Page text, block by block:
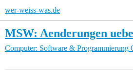
wer-weiss-was.de
MSW: Aenderungen
Computer: Software & Programmierung